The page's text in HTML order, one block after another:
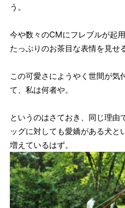
う。
今や数々のCMにフレブルが起
たっぷりのお茶目な表情を見せ
この可愛さにようやく世間が気
て、私は何者や。
というのはさておき、同じ理由
ッグに対しても愛嬌がある犬と
増えているはず。